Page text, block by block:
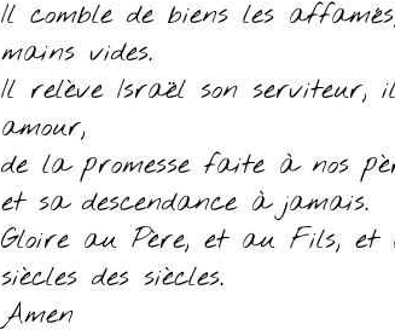
Il comble de biens les
mains vides.
Il relève Israël son serviteur,
amour,
de la promesse faite à nos
et sa descendance à jamais.
Gloire au Père, et au Fils,
siècles des siècles.
Amen